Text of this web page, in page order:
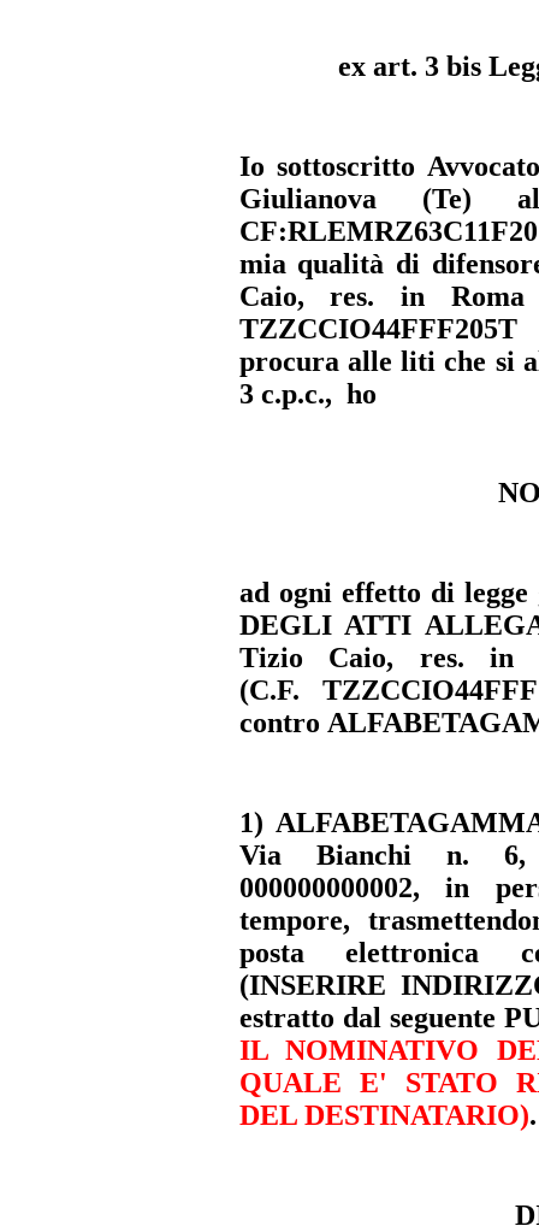
ex art. 3 bis
Io sottoscritto
Giulianova
mia qualità di
Caio, res. in
procura alle liti che si
3 c.p.c., ho
ad ogni effetto di
DEGLI ATTI
Tizio Caio, res. in
(C.F.
contro
1)
Via Bianchi n. 6,
000000000002, in
tempore,
posta elettronica
(INSERIRE
estratto dal seguente
IL NOMINATIVO
QUALE E' STATO
DEL DESTINATARIO).